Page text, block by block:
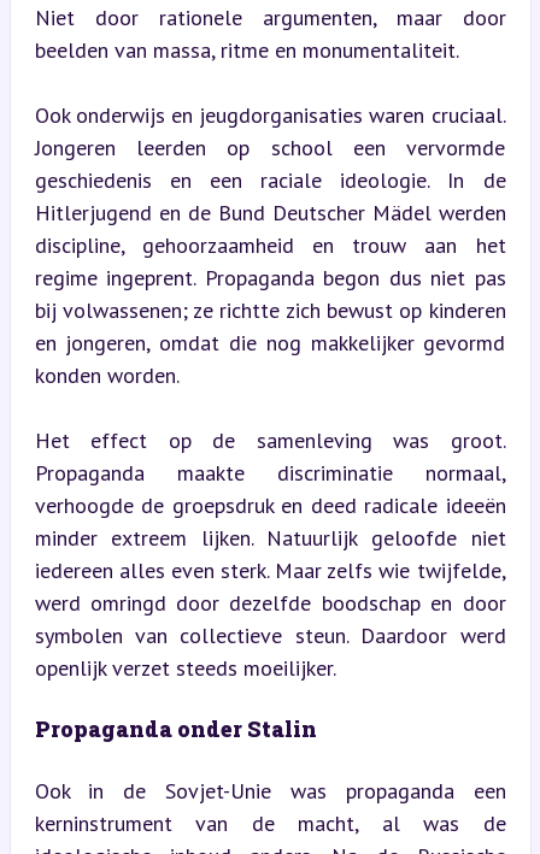
Niet door rationele argumenten, maar door
beelden van massa, ritme en monumentaliteit.
Ook onderwijs en jeugdorganisaties waren cruciaal.
Jongeren leerden op school een vervormde
geschiedenis en een raciale ideologie. In de
Hitlerjugend en de Bund Deutscher Mädel werden
discipline, gehoorzaamheid en trouw aan het
regime ingeprent. Propaganda begon dus niet pas
bij volwassenen; ze richtte zich bewust op kinderen
en jongeren, omdat die nog makkelijker gevormd
konden worden.
Het effect op de samenleving was groot.
Propaganda maakte discriminatie normaal,
verhoogde de groepsdruk en deed radicale ideeën
minder extreem lijken. Natuurlijk geloofde niet
iedereen alles even sterk. Maar zelfs wie twijfelde,
werd omringd door dezelfde boodschap en door
symbolen van collectieve steun. Daardoor werd
openlijk verzet steeds moeilijker.
Propaganda onder Stalin
Ook in de Sovjet-Unie was propaganda een
kerninstrument van de macht, al was de